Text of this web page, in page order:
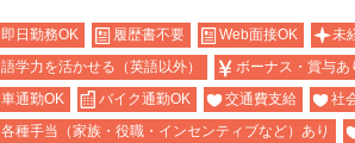
即日勤務OK 履歴書不要 Web面接OK 未
語学力を活かせる（英語以外）
ボーナス・賞与あ
車通勤OK
バイク通勤OK 交通費支給 社
各種手当（家族・役職・インセンティブなど）あり